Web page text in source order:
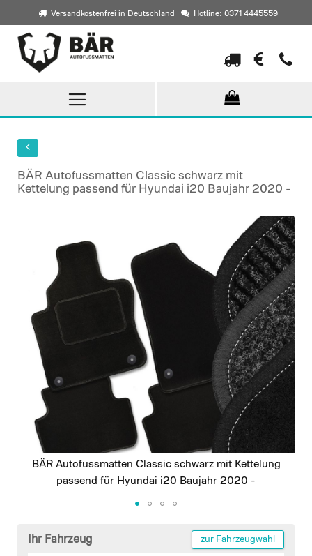
Versandkostenfrei in Deutschland Hotline: 0371 4445559
Direkt
zum
Inhalt
BÄR Autofussmatten Classic schwarz mit
Kettelung passend für Hyundai i20 Baujahr 2020 -
images
gallery
BÄR Autofussmatten Classic schwarz mit Kettelung
passend für Hyundai i20 Baujahr 2020 -
Ihr Fahrzeug zur Fahrzeugwahl